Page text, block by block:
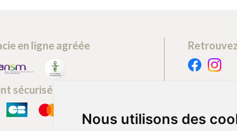
Nous utilisons des
en ligne agréée
sécurisé
Retrait à la
Livraison en